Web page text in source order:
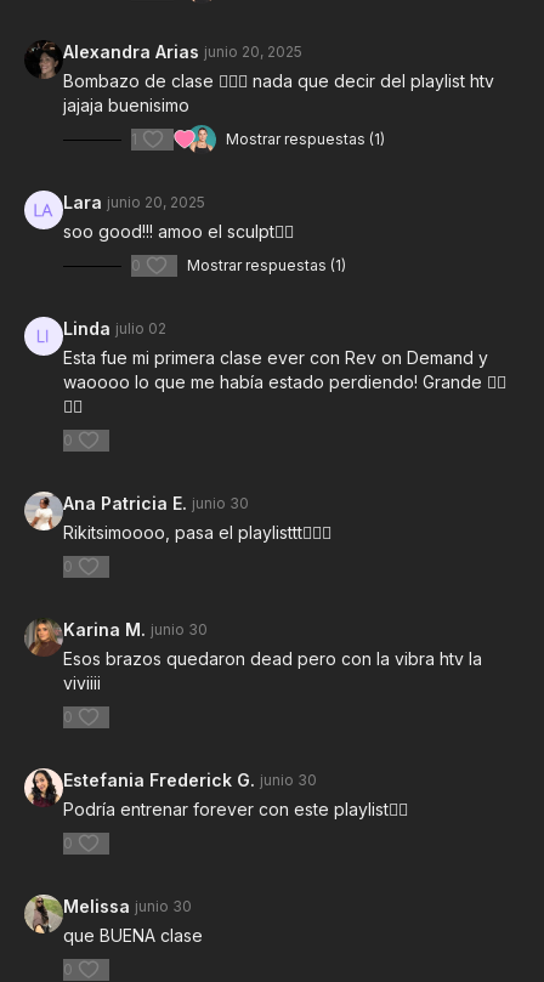
Alexandra Arias junio 20, 2025
Bombazo de clase 😮‍💨💖 nada que decir del playlist htv
jajaja buenisimo
1 Mostrar respuestas (1)
Lara junio 20, 2025
soo good!!! amoo el sculpt❤️‍🔥
0 Mostrar respuestas (1)
Linda julio 02
Esta fue mi primera clase ever con Rev on Demand y
waoooo lo que me había estado perdiendo! Grande ❤️‍🔥
❤️‍🔥
0
Ana Patricia E. junio 30
Rikitsimoooo, pasa el playlisttt👌🏻🔥
0
Karina M. junio 30
Esos brazos quedaron dead pero con la vibra htv la
viviiii
0
Estefania Frederick G. junio 30
Podría entrenar forever con este playlist❤️‍🔥
0
Melissa junio 30
que BUENA clase
0